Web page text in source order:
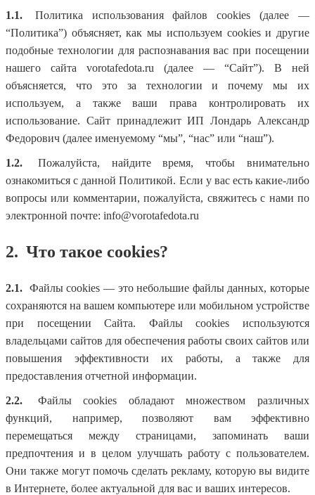
1.1.
Политика использования файлов cookies (далее —
“Политика”) объясняет, как мы используем cookies и другие
подобные технологии для распознавания вас при посещении
нашего сайта vorotafedota.ru (далее — “Сайт”). В ней
объясняется, что это за технологии и почему мы их
используем, а также ваши права контролировать их
использование. Сайт принадлежит ИП Лондарь Александр
Федорович (далее именуемому “мы”, “нас” или “наш”).
1.2.
Пожалуйста, найдите время, чтобы внимательно
ознакомиться с данной Политикой. Если у вас есть какие-либо
вопросы или комментарии, пожалуйста, свяжитесь с нами по
электронной почте: info@vorotafedota.ru
2. Что такое cookies?
2.1. Файлы cookies — это небольшие файлы данных, которые
сохраняются на вашем компьютере или мобильном устройстве
при посещении Сайта. Файлы cookies используются
владельцами сайтов для обеспечения работы своих сайтов или
повышения эффективности их работы, а также для
предоставления отчетной информации.
2.2.
Файлы cookies обладают множеством различных
функций, например, позволяют вам эффективно
перемещаться между страницами, запоминать ваши
предпочтения и в целом улучшать работу с пользователем.
Они также могут помочь сделать рекламу, которую вы видите
в Интернете, более актуальной для вас и ваших интересов.